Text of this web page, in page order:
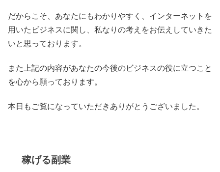
だからこそ、あなたにもわかりやすく、インターネットを
用いたビジネスに関し、私なりの考えをお伝えしていきた
いと思っております。
また上記の内容があなたの今後のビジネスの役に立つこと
を心から願っております。
本日もご覧になっていただきありがとうございました。
稼げる副業